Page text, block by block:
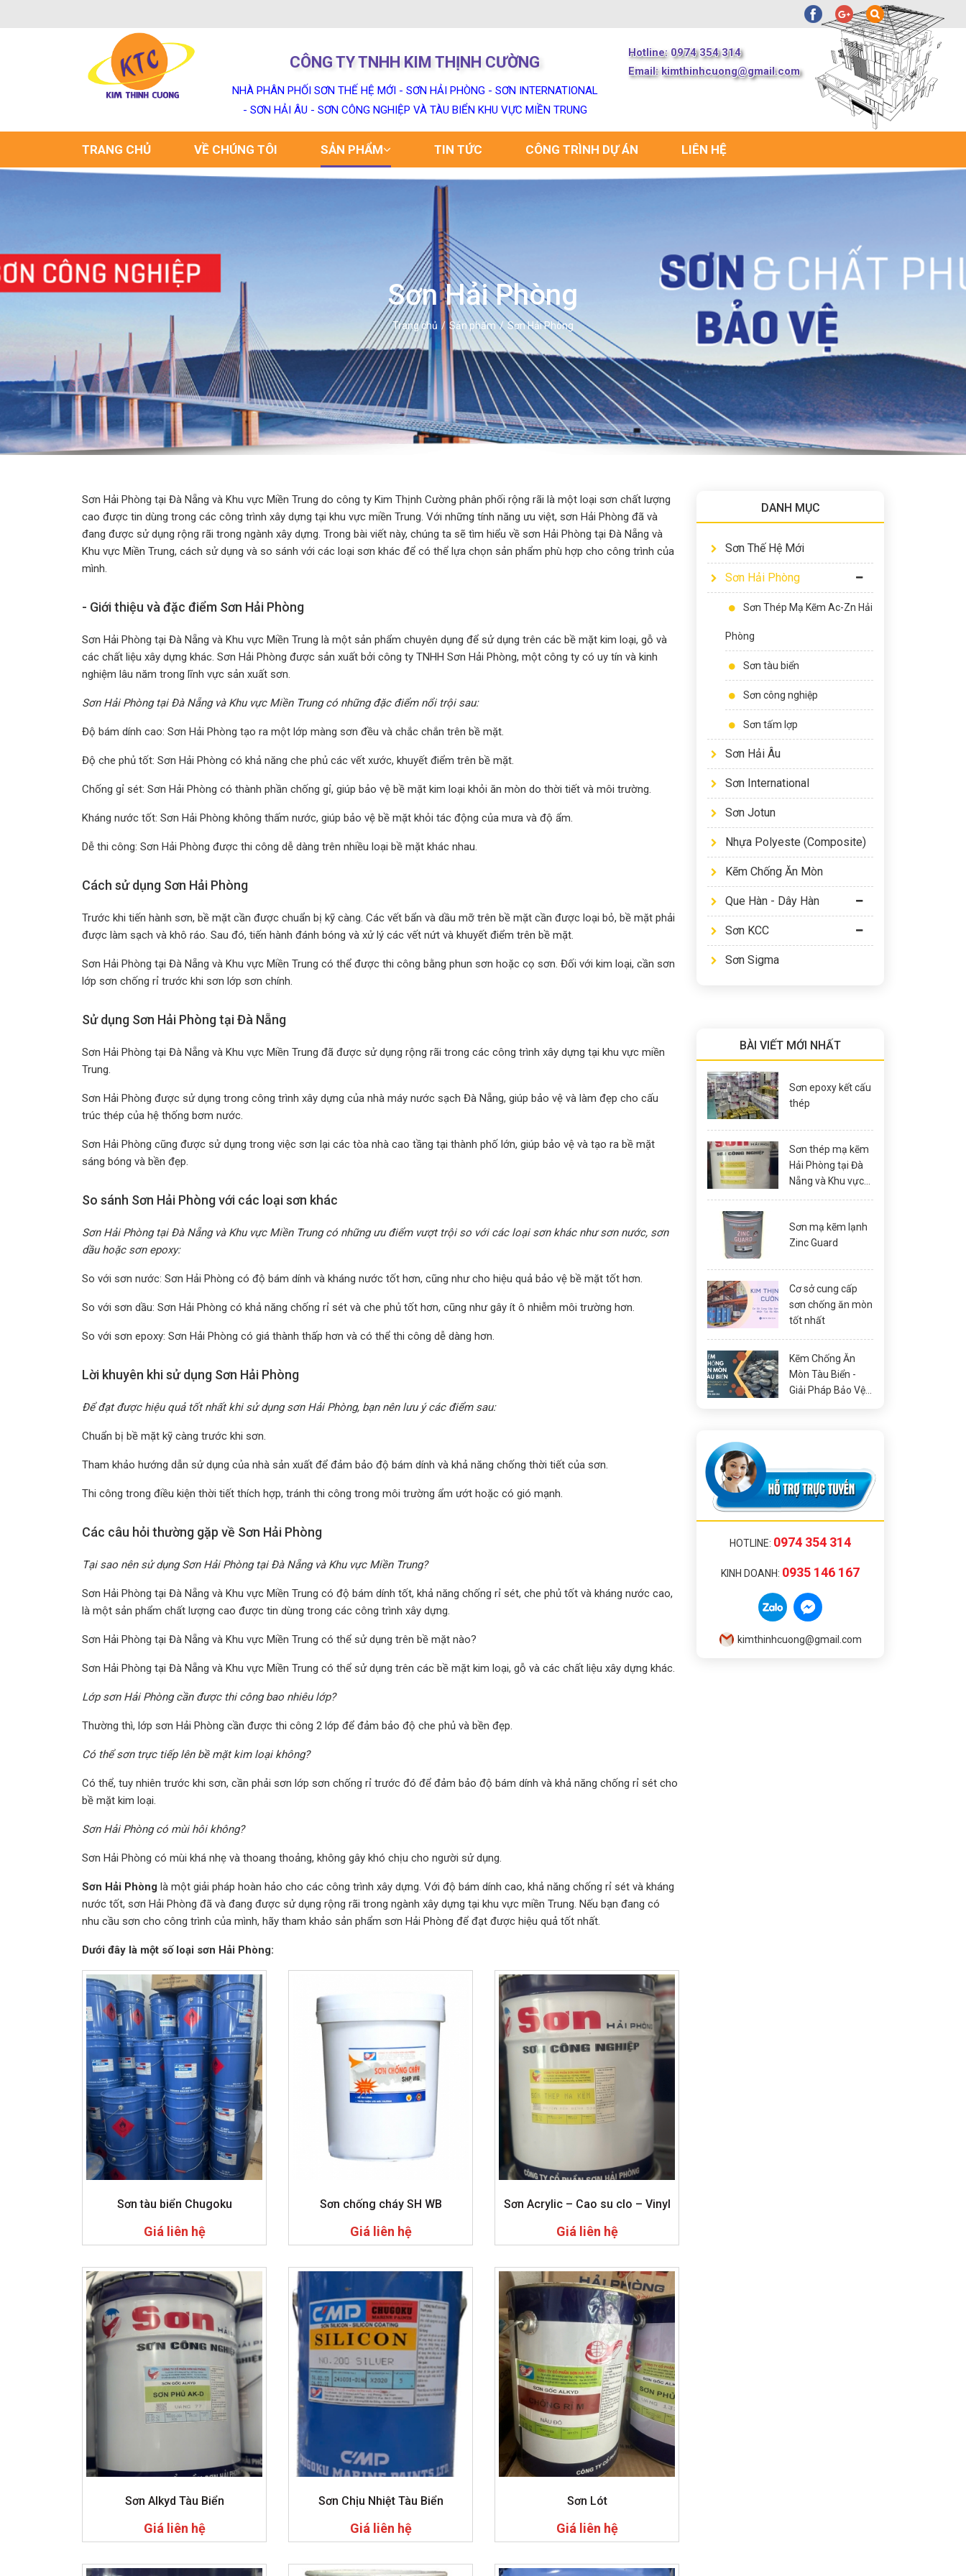
CÔNG TY TNHH KIM THỊNH CƯỜNG
NHÀ PHÂN PHỐI SƠN THẾ HỆ MỚI - SƠN HẢI PHÒNG - SƠN INTERNATIONAL
- SƠN HẢI ÂU - SƠN CÔNG NGHIỆP VÀ TÀU BIỂN KHU VỰC MIỀN TRUNG
Hotline: 0974 354 314
Email:kimthinhcuong@gmail.com
TRANG CHỦ VỀ CHÚNG TÔI SẢN PHẨM TIN TỨC CÔNG TRÌNH DỰ ÁN LIÊN HỆ
Sơn Hải Phòng
Trang chủ Sản phẩm Sơn Hải Phòng
Sơn Hải Phòng tại Đà Nẵng và Khu vực Miền Trung do công ty Kim Thịnh Cường phân phối rộng rãi là một loại sơn chất lượng
cao được tin dùng trong các công trình xây dựng tại khu vực miền Trung. Với những tính năng ưu việt, sơn Hải Phòng đã và
đang được sử dụng rộng rãi trong ngành xây dựng. Trong bài viết này, chúng ta sẽ tìm hiểu về sơn Hải Phòng tại Đà Nẵng và
Khu vực Miền Trung, cách sử dụng và so sánh với các loại sơn khác để có thể lựa chọn sản phẩm phù hợp cho công trình của
mình.
- Giới thiệu và đặc điểm Sơn Hải Phòng
Sơn Hải Phòng tại Đà Nẵng và Khu vực Miền Trung là một sản phẩm chuyên dụng để sử dụng trên các bề mặt kim loại, gỗ và
các chất liệu xây dựng khác. Sơn Hải Phòng được sản xuất bởi công ty TNHH Sơn Hải Phòng, một công ty có uy tín và kinh
nghiệm lâu năm trong lĩnh vực sản xuất sơn.
Sơn Hải Phòng tại Đà Nẵng và Khu vực Miền Trung có những đặc điểm nổi trội sau:
Độ bám dính cao: Sơn Hải Phòng tạo ra một lớp màng sơn đều và chắc chắn trên bề mặt.
Độ che phủ tốt: Sơn Hải Phòng có khả năng che phủ các vết xước, khuyết điểm trên bề mặt.
Chống gỉ sét: Sơn Hải Phòng có thành phần chống gỉ, giúp bảo vệ bề mặt kim loại khỏi ăn mòn do thời tiết và môi trường.
Kháng nước tốt: Sơn Hải Phòng không thấm nước, giúp bảo vệ bề mặt khỏi tác động của mưa và độ ẩm.
Dễ thi công: Sơn Hải Phòng được thi công dễ dàng trên nhiều loại bề mặt khác nhau.
Cách sử dụng Sơn Hải Phòng
Trước khi tiến hành sơn, bề mặt cần được chuẩn bị kỹ càng. Các vết bẩn và dầu mỡ trên bề mặt cần được loại bỏ, bề mặt phải
được làm sạch và khô ráo. Sau đó, tiến hành đánh bóng và xử lý các vết nứt và khuyết điểm trên bề mặt.
Sơn Hải Phòng tại Đà Nẵng và Khu vực Miền Trung có thể được thi công bằng phun sơn hoặc cọ sơn. Đối với kim loại, cần sơn
lớp sơn chống rỉ trước khi sơn lớp sơn chính.
Sử dụng Sơn Hải Phòng tại Đà Nẵng
Sơn Hải Phòng tại Đà Nẵng và Khu vực Miền Trung đã được sử dụng rộng rãi trong các công trình xây dựng tại khu vực miền
Trung.
Sơn Hải Phòng được sử dụng trong công trình xây dựng của nhà máy nước sạch Đà Nẵng, giúp bảo vệ và làm đẹp cho cấu
trúc thép của hệ thống bơm nước.
Sơn Hải Phòng cũng được sử dụng trong việc sơn lại các tòa nhà cao tầng tại thành phố lớn, giúp bảo vệ và tạo ra bề mặt
sáng bóng và bền đẹp.
So sánh Sơn Hải Phòng với các loại sơn khác
Sơn Hải Phòng tại Đà Nẵng và Khu vực Miền Trung có những ưu điểm vượt trội so với các loại sơn khác như sơn nước, sơn
dầu hoặc sơn epoxy:
So với sơn nước: Sơn Hải Phòng có độ bám dính và kháng nước tốt hơn, cũng như cho hiệu quả bảo vệ bề mặt tốt hơn.
So với sơn dầu: Sơn Hải Phòng có khả năng chống rỉ sét và che phủ tốt hơn, cũng như gây ít ô nhiễm môi trường hơn.
So với sơn epoxy: Sơn Hải Phòng có giá thành thấp hơn và có thể thi công dễ dàng hơn.
Lời khuyên khi sử dụng Sơn Hải Phòng
Để đạt được hiệu quả tốt nhất khi sử dụng sơn Hải Phòng, bạn nên lưu ý các điểm sau:
Chuẩn bị bề mặt kỹ càng trước khi sơn.
Tham khảo hướng dẫn sử dụng của nhà sản xuất để đảm bảo độ bám dính và khả năng chống thời tiết của sơn.
Thi công trong điều kiện thời tiết thích hợp, tránh thi công trong môi trường ẩm ướt hoặc có gió mạnh.
Các câu hỏi thường gặp về Sơn Hải Phòng
Tại sao nên sử dụng Sơn Hải Phòng tại Đà Nẵng và Khu vực Miền Trung?
Sơn Hải Phòng tại Đà Nẵng và Khu vực Miền Trung có độ bám dính tốt, khả năng chống rỉ sét, che phủ tốt và kháng nước cao,
là một sản phẩm chất lượng cao được tin dùng trong các công trình xây dựng.
Sơn Hải Phòng tại Đà Nẵng và Khu vực Miền Trung có thể sử dụng trên bề mặt nào?
Sơn Hải Phòng tại Đà Nẵng và Khu vực Miền Trung có thể sử dụng trên các bề mặt kim loại, gỗ và các chất liệu xây dựng khác.
Lớp sơn Hải Phòng cần được thi công bao nhiêu lớp?
Thường thì, lớp sơn Hải Phòng cần được thi công 2 lớp để đảm bảo độ che phủ và bền đẹp.
Có thể sơn trực tiếp lên bề mặt kim loại không?
Có thể, tuy nhiên trước khi sơn, cần phải sơn lớp sơn chống rỉ trước đó để đảm bảo độ bám dính và khả năng chống rỉ sét cho
bề mặt kim loại.
Sơn Hải Phòng có mùi hôi không?
Sơn Hải Phòng có mùi khá nhẹ và thoang thoảng, không gây khó chịu cho người sử dụng.
Sơn Hải Phòng là một giải pháp hoàn hảo cho các công trình xây dựng. Với độ bám dính cao, khả năng chống rỉ sét và kháng
nước tốt, sơn Hải Phòng đã và đang được sử dụng rộng rãi trong ngành xây dựng tại khu vực miền Trung. Nếu bạn đang có
nhu cầu sơn cho công trình của mình, hãy tham khảo sản phẩm sơn Hải Phòng để đạt được hiệu quả tốt nhất.
Dưới đây là một số loại sơn Hải Phòng:
Sơn tàu biển Chugoku
Giá liên hệ
Sơn chống cháy SH WB
Giá liên hệ
Sơn Acrylic – Cao su clo – Vinyl
Giá liên hệ
Sơn Alkyd Tàu Biển
Giá liên hệ
Sơn Chịu Nhiệt Tàu Biển
Giá liên hệ
Sơn Lót
Giá liên hệ
DANH MỤC
Sơn Thế Hệ Mới
Sơn Hải Phòng
Sơn Thép Mạ Kẽm Ac-Zn Hải
Phòng
Sơn tàu biển
Sơn công nghiệp
Sơn tấm lợp
Sơn Hải Âu
Sơn International
Sơn Jotun
Nhựa Polyeste (Composite)
Kẽm Chống Ăn Mòn
Que Hàn - Dây Hàn
Sơn KCC
Sơn Sigma
BÀI VIẾT MỚI NHẤT
Sơn epoxy kết cấu
thép
Sơn thép mạ kẽm
Hải Phòng tại Đà
Nẵng và Khu vực
Sơn mạ kẽm lạnh
Zinc Guard
Cơ sở cung cấp
sơn chống ăn mòn
tốt nhất
Kẽm Chống Ăn
Mòn Tàu Biển -
Giải Pháp Bảo Vệ
HOTLINE: 0974 354 314
KINH DOANH: 0935 146 167
kimthinhcuong@gmail.com